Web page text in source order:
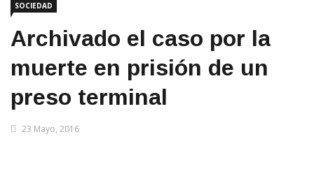
SOCIEDAD
Archivado el caso por la
muerte en prisión de un
preso terminal
23 Mayo, 2016